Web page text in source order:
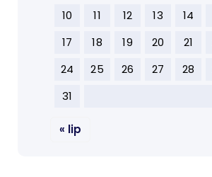
10
11 12 13 14
17
18 19 20 21
24
25 26 27 28
31
« lip